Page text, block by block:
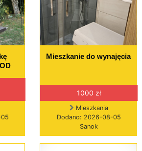
Mieszkanie do wynajęcia
1000 zł
Mieszkania
Dodano: 2026-08-05
Sanok